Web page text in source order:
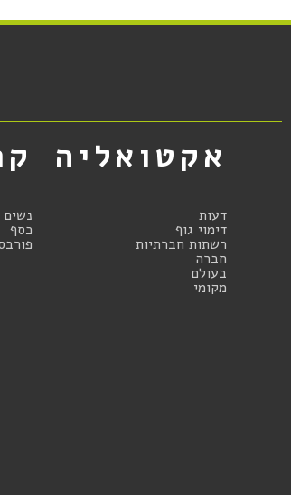
אקטואליה
דעות
דימוי גוף
רשתות חברתיות
חברה
בעולם
מקומי
כסף